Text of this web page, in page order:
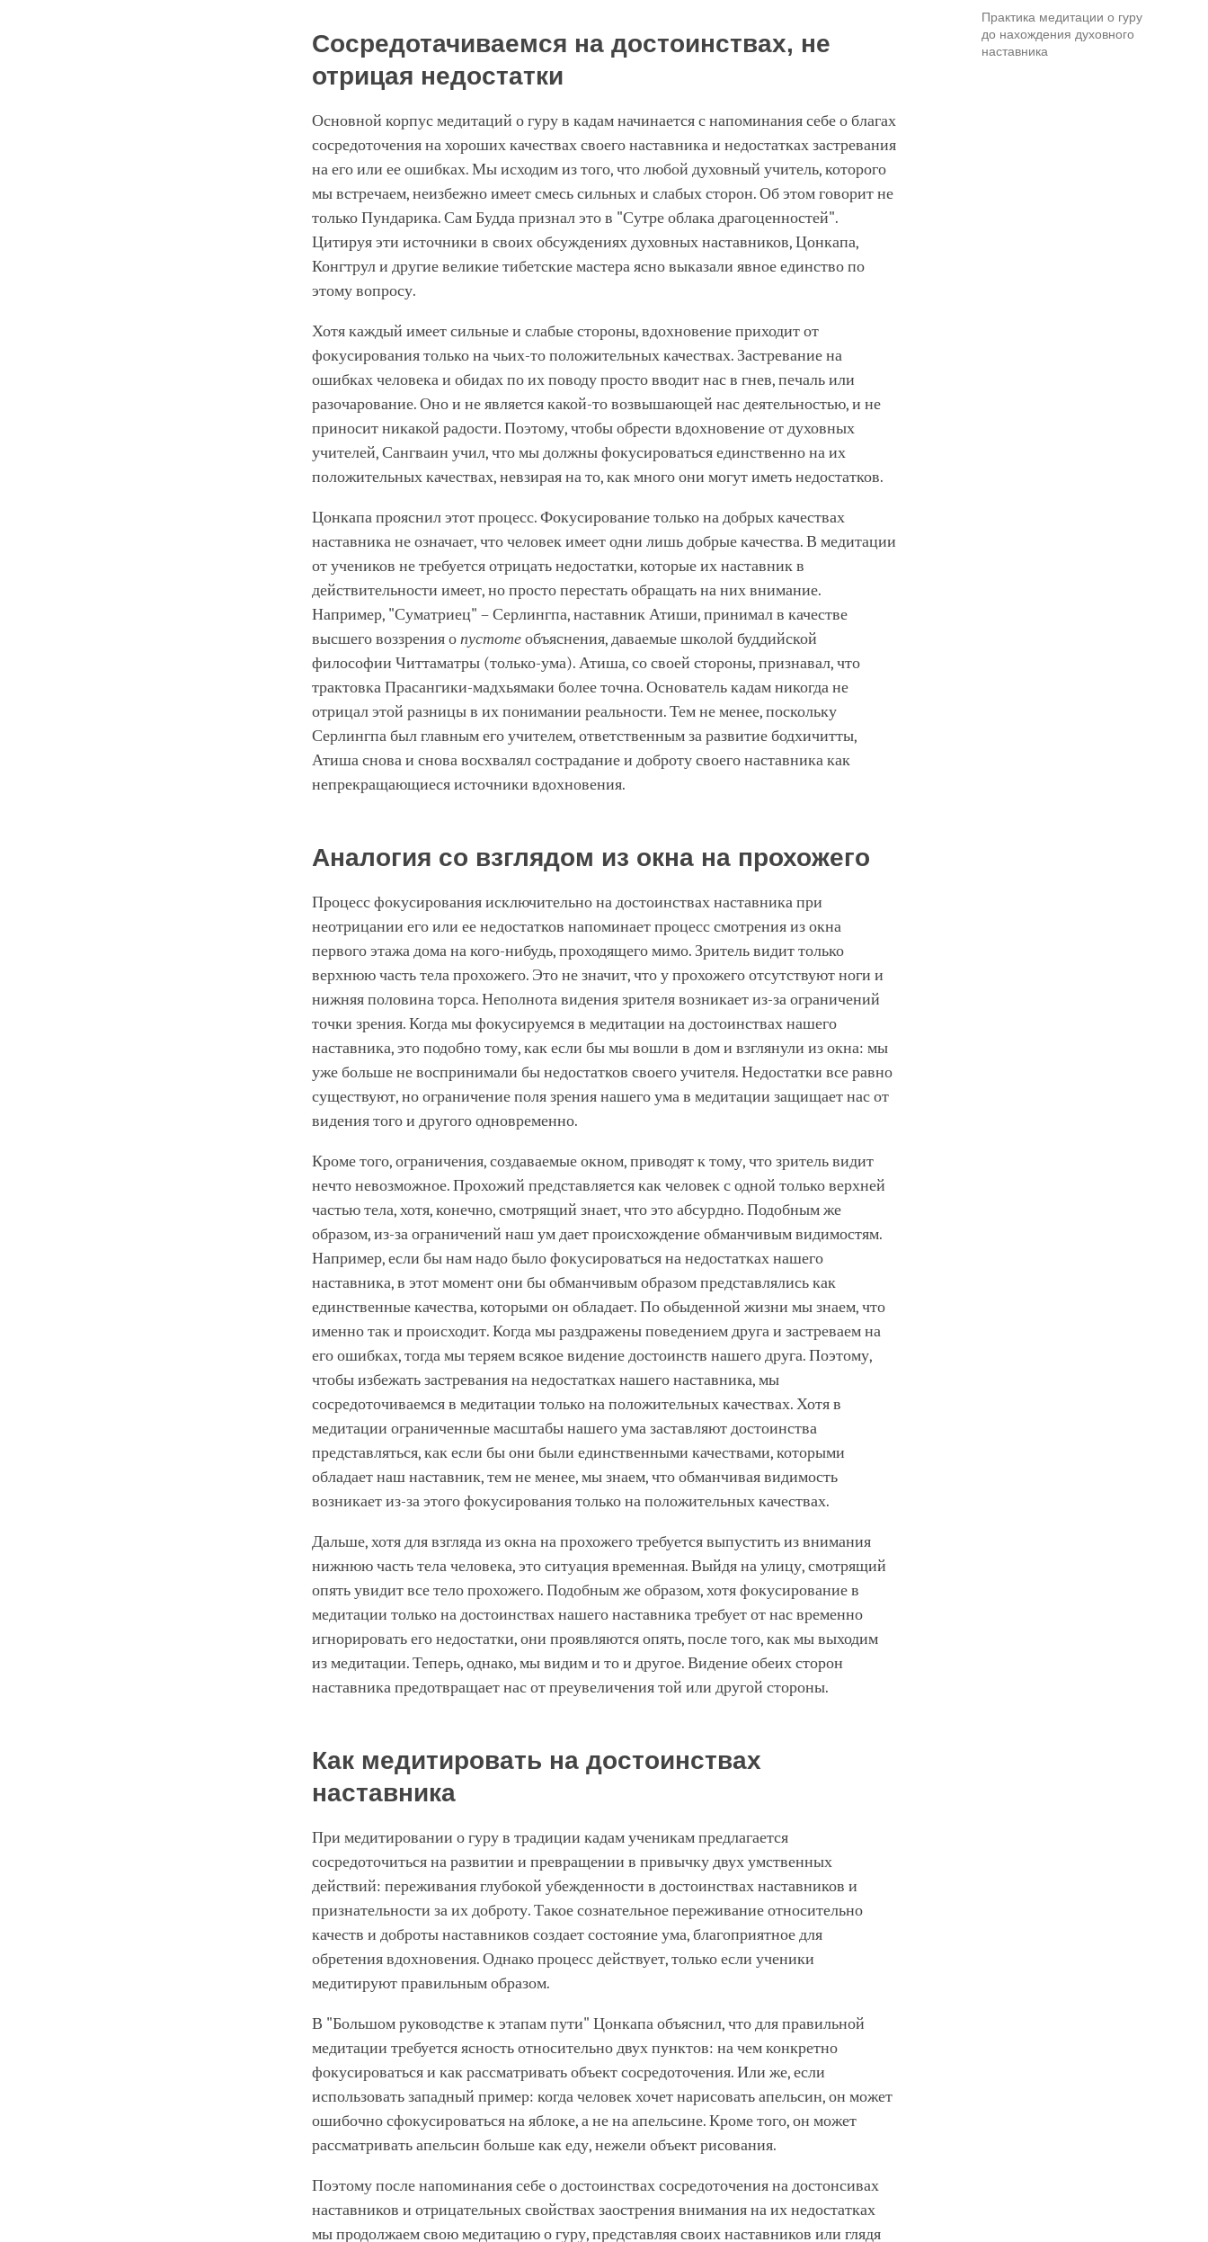
Практика медитации о гуру
до нахождения духовного
наставника
Сосредотачиваемся на достоинствах, не
отрицая недостатки
Основной корпус медитаций о гуру в кадам начинается с напоминания себе о благах
сосредоточения на хороших качествах своего наставника и недостатках застревания
на его или ее ошибках. Мы исходим из того, что любой духовный учитель, которого
мы встречаем, неизбежно имеет смесь сильных и слабых сторон. Об этом говорит не
только Пундарика. Сам Будда признал это в "Сутре облака драгоценностей".
Цитируя эти источники в своих обсуждениях духовных наставников, Цонкапа,
Конгтрул и другие великие тибетские мастера ясно выказали явное единство по
этому вопросу.
Хотя каждый имеет сильные и слабые стороны, вдохновение приходит от
фокусирования только на чьих-то положительных качествах. Застревание на
ошибках человека и обидах по их поводу просто вводит нас в гнев, печаль или
разочарование. Оно и не является какой-то возвышающей нас деятельностью, и не
приносит никакой радости. Поэтому, чтобы обрести вдохновение от духовных
учителей, Сангваин учил, что мы должны фокусироваться единственно на их
положительных качествах, невзирая на то, как много они могут иметь недостатков.
Цонкапа прояснил этот процесс. Фокусирование только на добрых качествах
наставника не означает, что человек имеет одни лишь добрые качества. В медитации
от учеников не требуется отрицать недостатки, которые их наставник в
действительности имеет, но просто перестать обращать на них внимание.
Например, "Суматриец" – Серлингпа, наставник Атиши, принимал в качестве
высшего воззрения опустотеобъяснения, даваемые школой буддийской
философии Читтаматры (только-ума). Атиша, со своей стороны, признавал, что
трактовка Прасангики-мадхьямаки более точна. Основатель кадам никогда не
отрицал этой разницы в их понимании реальности. Тем не менее, поскольку
Серлингпа был главным его учителем, ответственным за развитие бодхичитты,
Атиша снова и снова восхвалял сострадание и доброту своего наставника как
непрекращающиеся источники вдохновения.
Аналогия со взглядом из окна на прохожего
Процесс фокусирования исключительно на достоинствах наставника при
неотрицании его или ее недостатков напоминает процесс смотрения из окна
первого этажа дома на кого-нибудь, проходящего мимо. Зритель видит только
верхнюю часть тела прохожего. Это не значит, что у прохожего отсутствуют ноги и
нижняя половина торса. Неполнота видения зрителя возникает из-за ограничений
точки зрения. Когда мы фокусируемся в медитации на достоинствах нашего
наставника, это подобно тому, как если бы мы вошли в дом и взглянули из окна: мы
уже больше не воспринимали бы недостатков своего учителя. Недостатки все равно
существуют, но ограничение поля зрения нашего ума в медитации защищает нас от
видения того и другого одновременно.
Кроме того, ограничения, создаваемые окном, приводят к тому, что зритель видит
нечто невозможное. Прохожий представляется как человек с одной только верхней
частью тела, хотя, конечно, смотрящий знает, что это абсурдно. Подобным же
образом, из-за ограничений наш ум дает происхождение обманчивым видимостям.
Например, если бы нам надо было фокусироваться на недостатках нашего
наставника, в этот момент они бы обманчивым образом представлялись как
единственные качества, которыми он обладает. По обыденной жизни мы знаем, что
именно так и происходит. Когда мы раздражены поведением друга и застреваем на
его ошибках, тогда мы теряем всякое видение достоинств нашего друга. Поэтому,
чтобы избежать застревания на недостатках нашего наставника, мы
сосредоточиваемся в медитации только на положительных качествах. Хотя в
медитации ограниченные масштабы нашего ума заставляют достоинства
представляться, как если бы они были единственными качествами, которыми
обладает наш наставник, тем не менее, мы знаем, что обманчивая видимость
возникает из-за этого фокусирования только на положительных качествах.
Дальше, хотя для взгляда из окна на прохожего требуется выпустить из внимания
нижнюю часть тела человека, это ситуация временная. Выйдя на улицу, смотрящий
опять увидит все тело прохожего. Подобным же образом, хотя фокусирование в
медитации только на достоинствах нашего наставника требует от нас временно
игнорировать его недостатки, они проявляются опять, после того, как мы выходим
из медитации. Теперь, однако, мы видим и то и другое. Видение обеих сторон
наставника предотвращает нас от преувеличения той или другой стороны.
Как медитировать на достоинствах
наставника
При медитировании о гуру в традиции кадам ученикам предлагается
сосредоточиться на развитии и превращении в привычку двух умственных
действий: переживания глубокой убежденности в достоинствах наставников и
признательности за их доброту. Такое сознательное переживание относительно
качеств и доброты наставников создает состояние ума, благоприятное для
обретения вдохновения. Однако процесс действует, только если ученики
медитируют правильным образом.
В "Большом руководстве к этапам пути" Цонкапа объяснил, что для правильной
медитации требуется ясность относительно двух пунктов: на чем конкретно
фокусироваться и как рассматривать объект сосредоточения. Или же, если
использовать западный пример: когда человек хочет нарисовать апельсин, он может
ошибочно сфокусироваться на яблоке, а не на апельсине. Кроме того, он может
рассматривать апельсин больше как еду, нежели объект рисования.
Поэтому после напоминания себе о достоинствах сосредоточения на достонсивах
наставников и отрицательных свойствах заострения внимания на их недостатках
мы продолжаем свою медитацию о гуру, представляя своих наставников или глядя